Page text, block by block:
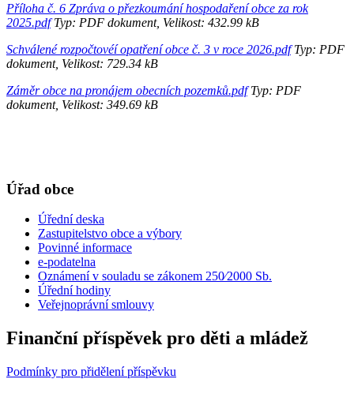
Příloha č. 6 Zpráva o přezkoumání hospodaření obce za rok
2025.pdfTyp: PDF dokument, Velikost: 432.99 kB
Schválené rozpočtovéí opatření obce č. 3 v roce 2026.pdfTyp: PDF
dokument, Velikost: 729.34 kB
Záměr obce na pronájem obecních pozemků.pdfTyp: PDF
dokument, Velikost: 349.69 kB
Úřad obce
Úřední deska
Zastupitelstvo obce a výbory
Povinné informace
e-podatelna
Oznámení v souladu se zákonem 250⁄2000 Sb.
Úřední hodiny
Veřejnoprávní smlouvy
Finanční příspěvek pro děti a mládež
Podmínky pro přidělení příspěvku